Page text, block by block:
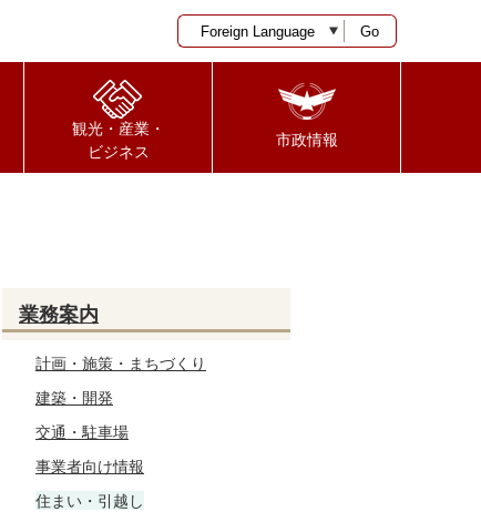
Go
観光・産業・
ビジネス
市政情報
業務案内
計画・施策・まちづくり
建築・開発
交通・駐車場
事業者向け情報
住まい・引越し